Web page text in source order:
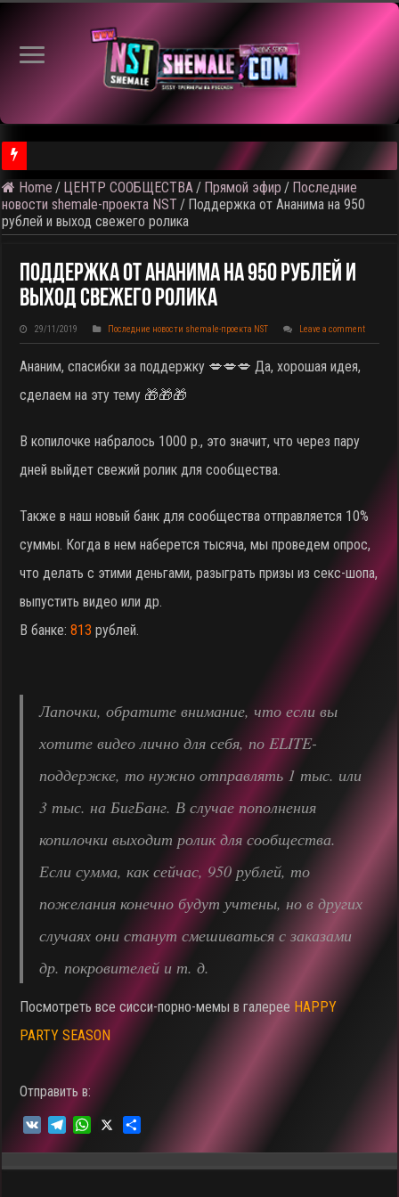
⚠️ Результаты голосования и тема следующего откртытого
Home / ЦЕНТР СООБЩЕСТВА / Прямой эфир / Последние
новости shemale-проекта NST / Поддержка от Ананима на 950
рублей и выход свежего ролика
Поддержка От Ананима На 950 Рублей И
Выход Свежего Ролика
29/11/2019 Последние новости shemale-проекта NST Leave a comment
Ананим, спасибки за поддержку 💋💋💋 Да, хорошая идея,
сделаем на эту тему 🎁🎁🎁
В копилочке набралось 1000 р., это значит, что через пару
дней выйдет свежий ролик для сообщества.
Также в наш новый банк для сообщества отправляется 10%
суммы. Когда в нем наберется тысяча, мы проведем опрос,
что делать с этими деньгами, разыграть призы из секс-шопа,
выпустить видео или др.
В банке:813 рублей.
Лапочки, обратите внимание, что если вы
хотите видео лично для себя, по ELITE-
поддержке, то нужно отправлять 1 тыс. или
3 тыс. на БигБанг. В случае пополнения
копилочки выходит ролик для сообщества.
Если сумма, как сейчас, 950 рублей, то
пожелания конечно будут учтены, но в других
случаях они станут смешиваться с заказами
др. покровителей и т. д.
Посмотреть все сисси-порно-мемы в галерее HAPPY
PARTY SEASON
Отправить в:
W